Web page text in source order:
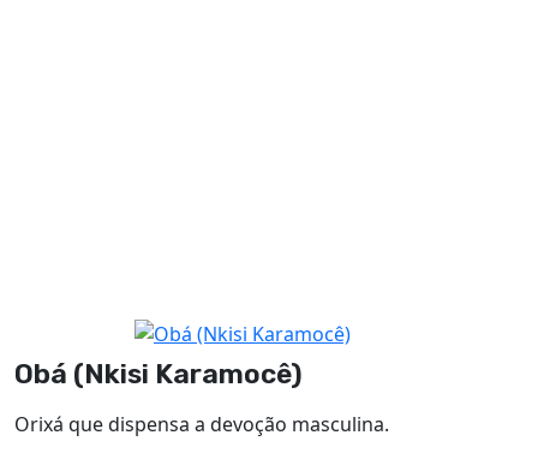
Obá (Nkisi Karamocê)
Orixá que dispensa a devoção masculina.